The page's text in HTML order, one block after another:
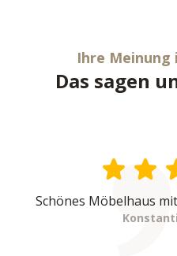
Ihre
Das sagen
Schönes Möbelhaus